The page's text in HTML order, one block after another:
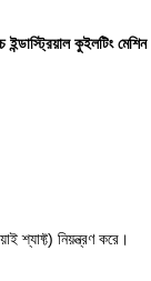
ইন্ডাস্ট্রিয়াল কুইলটিং মেশিন
শ্যাফ্ট) নিয়ন্ত্রণ করে।